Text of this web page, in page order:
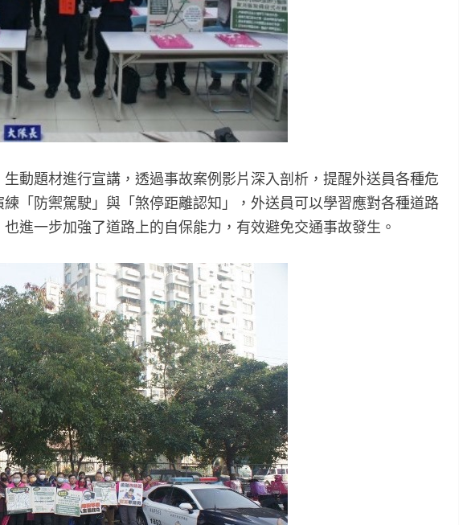
動題材進行宣講，透過事故案例影片深入剖析，提醒外送員各種危
「防禦駕駛」與「煞停距離認知」，外送員可以學習應對各種道路
進一步加強了道路上的自保能力，有效避免交通事故發生。